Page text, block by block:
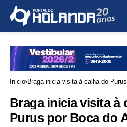
Início Braga inicia visita à calha do
Braga inicia visita à
Purus por Boca do